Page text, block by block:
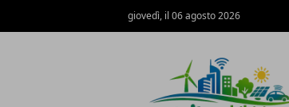
giovedì, il 06 agosto 2026